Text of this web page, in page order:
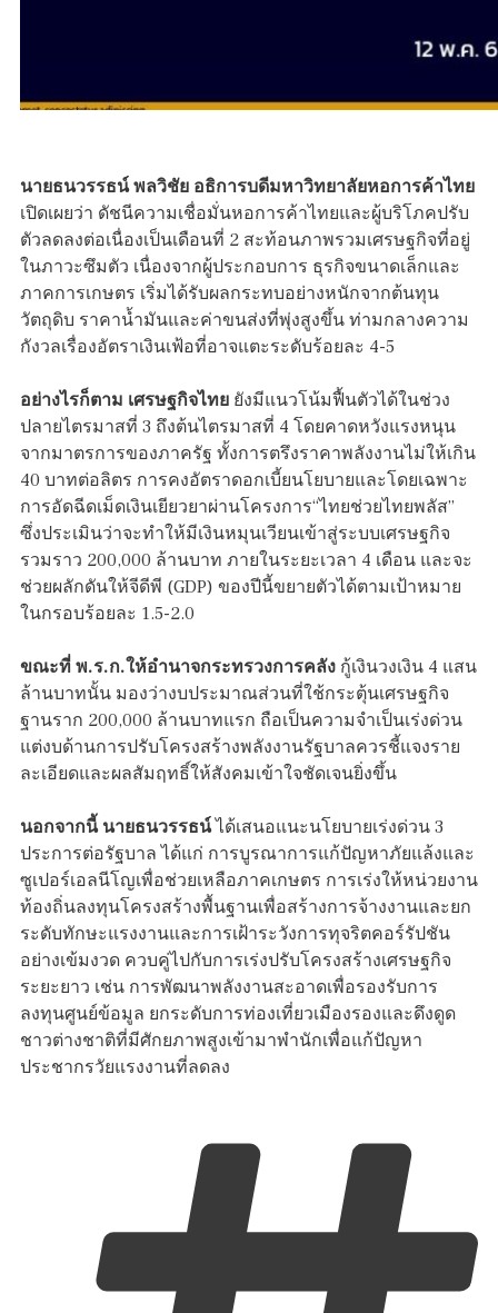
นายธนวรรธน์ พลวิชัย อธิการบดีมหาวิทยาลัยหอการค้าไทย
เปิดเผยว่า ดัชนีความเชื่อมั่นหอการค้าไทยและผู้บริโภคปรับ
ตัวลดลงต่อเนื่องเป็นเดือนที่ 2 สะท้อนภาพรวมเศรษฐกิจที่อยู่
ในภาวะซึมตัว เนื่องจากผู้ประกอบการ ธุรกิจขนาดเล็กและ
ภาคการเกษตร เริ่มได้รับผลกระทบอย่างหนักจากต้นทุน
วัตถุดิบ ราคาน้ำมันและค่าขนส่งที่พุ่งสูงขึ้น ท่ามกลางความ
กังวลเรื่องอัตราเงินเฟ้อที่อาจแตะระดับร้อยละ 4-5
อย่างไรก็ตาม เศรษฐกิจไทย ยังมีแนวโน้มฟื้นตัวได้ในช่วง
ปลายไตรมาสที่ 3 ถึงต้นไตรมาสที่ 4 โดยคาดหวังแรงหนุน
จากมาตรการของภาครัฐ ทั้งการตรึงราคาพลังงานไม่ให้เกิน
40 บาทต่อลิตร การคงอัตราดอกเบี้ยนโยบายและโดยเฉพาะ
การอัดฉีดเม็ดเงินเยียวยาผ่านโครงการ“ไทยช่วยไทยพลัส”
ซึ่งประเมินว่าจะทำให้มีเงินหมุนเวียนเข้าสู่ระบบเศรษฐกิจ
รวมราว 200,000 ล้านบาท ภายในระยะเวลา 4 เดือน และจะ
ช่วยผลักดันให้จีดีพี (GDP) ของปีนี้ขยายตัวได้ตามเป้าหมาย
ในกรอบร้อยละ 1.5-2.0
ขณะที่ พ.ร.ก.ให้อำนาจกระทรวงการคลัง กู้เงินวงเงิน 4 แสน
ล้านบาทนั้น มองว่างบประมาณส่วนที่ใช้กระตุ้นเศรษฐกิจ
ฐานราก 200,000 ล้านบาทแรก ถือเป็นความจำเป็นเร่งด่วน
แต่งบด้านการปรับโครงสร้างพลังงานรัฐบาลควรชี้แจงราย
ละเอียดและผลสัมฤทธิ์ให้สังคมเข้าใจชัดเจนยิ่งขึ้น
นอกจากนี้ นายธนวรรธน์ได้เสนอแนะนโยบายเร่งด่วน 3
ประการต่อรัฐบาล ได้แก่ การบูรณาการแก้ปัญหาภัยแล้งและ
ซูเปอร์เอลนีโญเพื่อช่วยเหลือภาคเกษตร การเร่งให้หน่วยงาน
ท้องถิ่นลงทุนโครงสร้างพื้นฐานเพื่อสร้างการจ้างงานและยก
ระดับทักษะแรงงานและการเฝ้าระวังการทุจริตคอร์รัปชัน
อย่างเข้มงวด ควบคู่ไปกับการเร่งปรับโครงสร้างเศรษฐกิจ
ระยะยาว เช่น การพัฒนาพลังงานสะอาดเพื่อรองรับการ
ลงทุนศูนย์ข้อมูล ยกระดับการท่องเที่ยวเมืองรองและดึงดูด
ชาวต่างชาติที่มีศักยภาพสูงเข้ามาพำนักเพื่อแก้ปัญหา
ประชากรวัยแรงงานที่ลดลง